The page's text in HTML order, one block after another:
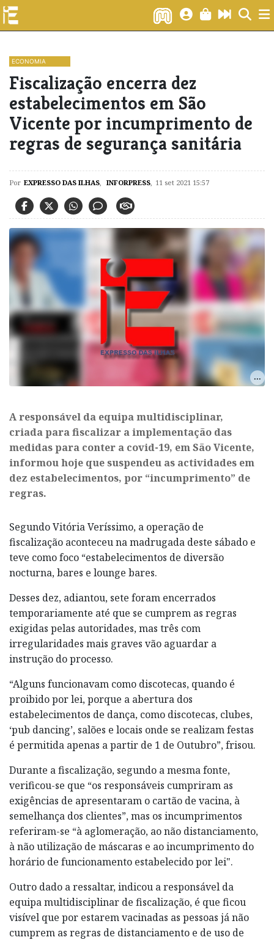
ECONOMIA
Fiscalização encerra dez
estabelecimentos em São
Vicente por incumprimento de
regras de segurança sanitária
Por EXPRESSO DAS ILHAS, INFORPRESS, 11 set 2021 15:57
​A responsável da equipa multidisciplinar,
criada para fiscalizar a implementação das
medidas para conter a covid-19, em São Vicente,
informou hoje que suspendeu as actividades em
dez estabelecimentos, por “incumprimento” de
regras.
Segundo Vitória Veríssimo, a operação de
fiscalização aconteceu na madrugada deste sábado e
teve como foco “estabelecimentos de diversão
nocturna, bares e lounge bares.
Desses dez, adiantou, sete foram encerrados
temporariamente até que se cumprem as regras
exigidas pelas autoridades, mas três com
irregularidades mais graves vão aguardar a
instrução do processo.
“Alguns funcionavam como discotecas, quando é
proibido por lei, porque a abertura dos
estabelecimentos de dança, como discotecas, clubes,
‘pub dancing’, salões e locais onde se realizam festas
é permitida apenas a partir de 1 de Outubro”, frisou.
Durante a fiscalização, segundo a mesma fonte,
verificou-se que “os responsáveis cumpriram as
exigências de apresentaram o cartão de vacina, à
semelhança dos clientes”, mas os incumprimentos
referiram-se “à aglomeração, ao não distanciamento,
à não utilização de máscaras e ao incumprimento do
horário de funcionamento estabelecido por lei".
Outro dado a ressaltar, indicou a responsável da
equipa multidisciplinar de fiscalização, é que ficou
visível que por estarem vacinadas as pessoas já não
cumprem as regras de distanciamento e de uso de